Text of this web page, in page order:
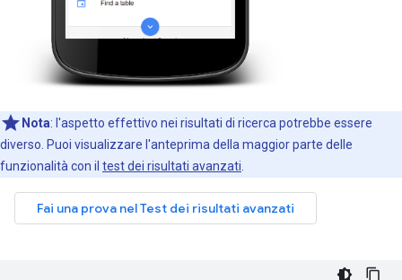
Nota: l'aspetto effettivo nei risultati di ricerca potrebbe essere
diverso. Puoi visualizzare l'anteprima della maggior parte delle
funzionalità con il test dei risultati avanzati